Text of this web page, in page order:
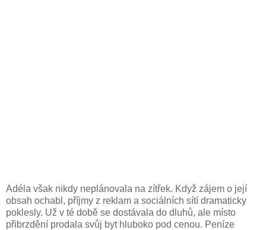
Adéla však nikdy neplánovala na zítřek. Když zájem o její
obsah ochabl, příjmy z reklam a sociálních sítí dramaticky
poklesly. Už v té době se dostávala do dluhů, ale místo
přibrzdění prodala svůj byt hluboko pod cenou. Peníze